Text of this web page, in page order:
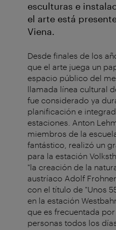
esculturas e
el arte está
Viena.
Desde finales de los
que el arte juega un
espacio público del
llamada línea cultural
fue considerado ya
planificación e
estaciones. Anton
miembros de la
fantástico, realizó un
para la estación
"la creación de la
austríaco Adolf
con el título de "Unos
en la estación
que es frecuentada
personas todos los